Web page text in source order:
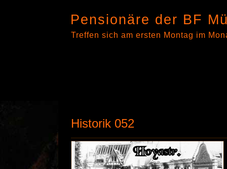
Pensionäre der BF
Treffen sich am ersten Montag im
Historik 052